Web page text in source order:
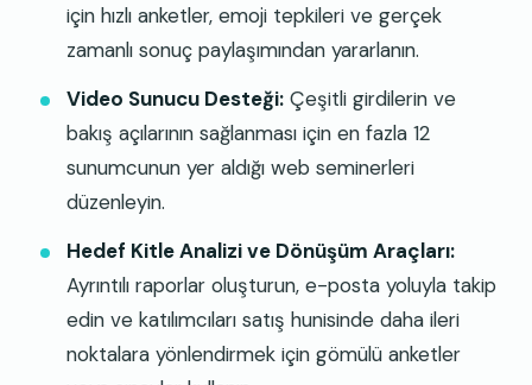
için hızlı anketler, emoji tepkileri ve gerçek
zamanlı sonuç paylaşımından yararlanın.
Video Sunucu Desteği: Çeşitli girdilerin ve
bakış açılarının sağlanması için en fazla 12
sunumcunun yer aldığı web seminerleri
düzenleyin.
Hedef Kitle Analizi ve Dönüşüm Araçları:
Ayrıntılı raporlar oluşturun, e-posta yoluyla takip
edin ve katılımcıları satış hunisinde daha ileri
noktalara yönlendirmek için gömülü anketler